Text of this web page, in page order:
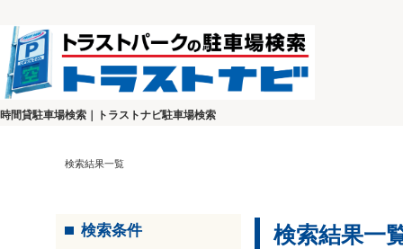
時間貸駐車場検索｜トラストナビ駐車場検索
検索結果一覧
検索条件 検索結果一